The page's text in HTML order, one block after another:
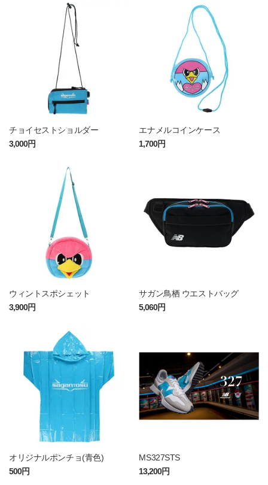
チョイセストショルダー
3,000円
エナメルコインケース
1,700円
ウィントスポシェット
3,900円
サガン鳥栖 ウエストバッグ
5,060円
オリジナルポンチョ(青色)
500円
MS327STS
13,200円